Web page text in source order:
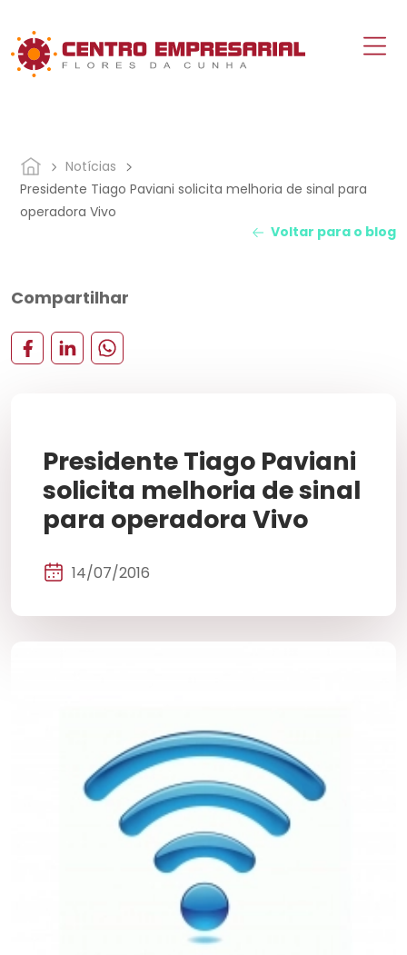
Notícias
Presidente Tiago Paviani solicita melhoria de sinal para
operadora Vivo
Voltar para o blog
Compartilhar
Presidente Tiago Paviani
solicita melhoria de sinal
para operadora Vivo
14/07/2016